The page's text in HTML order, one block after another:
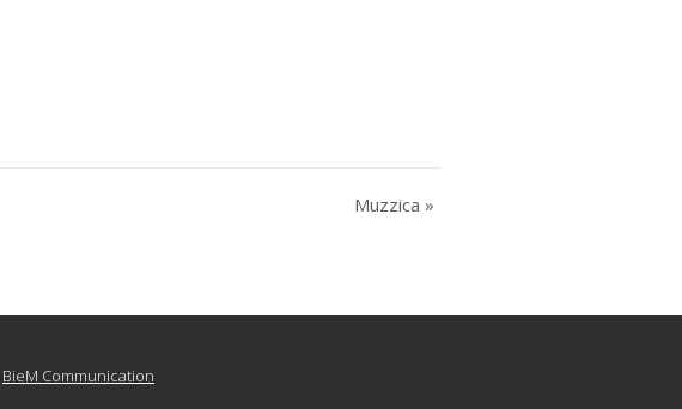
Muzzica »
BieM Communication